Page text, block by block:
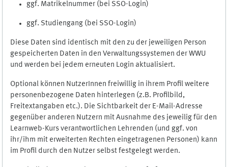
ggf. Matrikelnummer (bei SSO-Login)
ggf. Studiengang (bei SSO-Login)
Diese Daten sind identisch mit den zu der jeweiligen Person
gespeicherten Daten in den Verwaltungssystemen der WWU
und werden bei jedem erneuten Login aktualisiert.
Optional können NutzerInnen freiwillig in ihrem Profil weitere
personenbezogene Daten hinterlegen (z.B. Profilbild,
Freitextangaben etc.). Die Sichtbarkeit der E-Mail-Adresse
gegenüber anderen Nutzern mit Ausnahme des jeweilig für den
Learnweb-Kurs verantwortlichen Lehrenden (und ggf. von
ihr/ihm mit erweiterten Rechten eingetragenen Personen) kann
im Profil durch den Nutzer selbst festgelegt werden.